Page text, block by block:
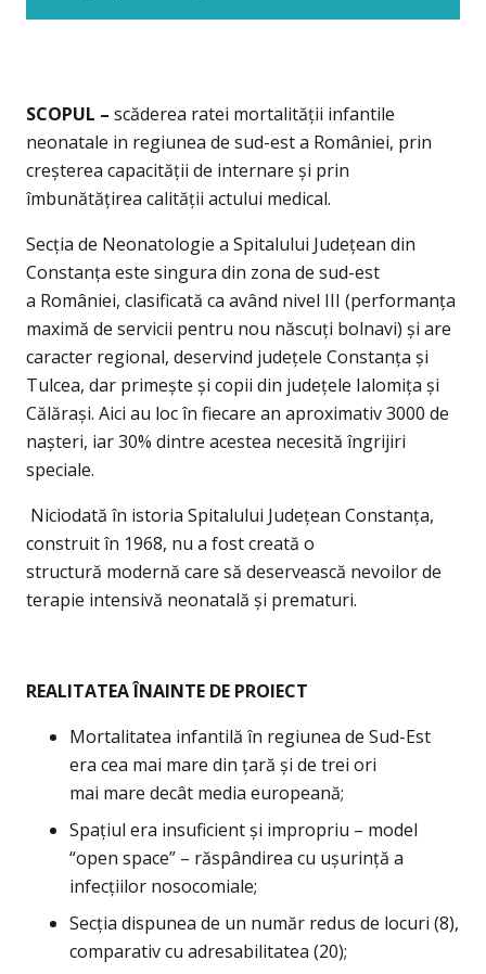
SCOPUL – scăderea ratei mortalităţii infantile
neonatale in regiunea de sud-est a României, prin
creșterea capacităţii de internare și prin
îmbunătăţirea calităţii actului medical.
Secţia de Neonatologie a Spitalului Judeţean din
Constanţa este singura din zona de sud-est
a României, clasificată ca având nivel III (performanţa
maximă de servicii pentru nou născuţi bolnavi) și are
caracter regional, deservind judeţele Constanţa și
Tulcea, dar primește și copii din judeţele Ialomiţa și
Călărași. Aici au loc în fiecare an aproximativ 3000 de
nașteri, iar 30% dintre acestea necesită îngrijiri
speciale.
Niciodată în istoria Spitalului Judeţean Constanţa,
construit în 1968, nu a fost creată o
structură modernă care să deservească nevoilor de
terapie intensivă neonatală și prematuri.
REALITATEA ÎNAINTE DE PROIECT
Mortalitatea infantilă în regiunea de Sud-Est
era cea mai mare din ţară și de trei ori
mai mare decât media europeană;
Spaţiul era insuficient și impropriu – model
“open space” – răspândirea cu ușurinţă a
infecţiilor nosocomiale;
Secţia dispunea de un număr redus de locuri (8),
comparativ cu adresabilitatea (20);